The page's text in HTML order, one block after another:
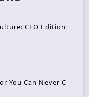
CEO Edition
You Can Never C